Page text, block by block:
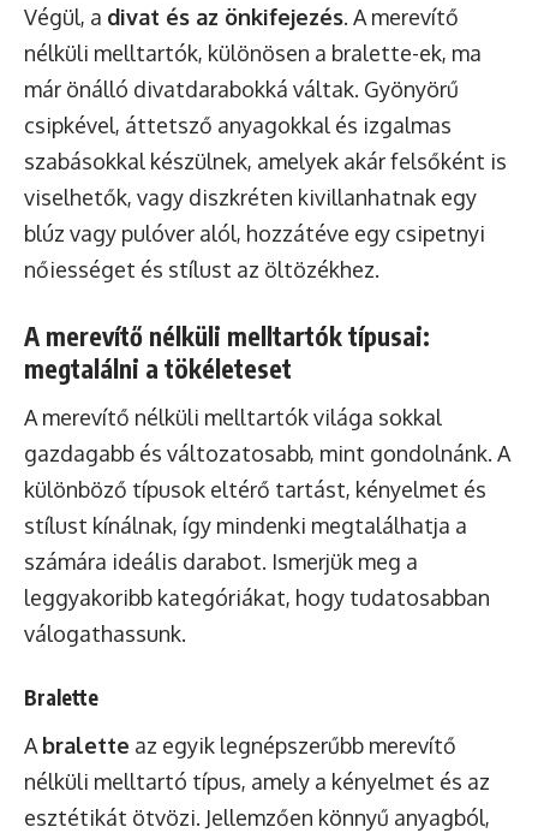
Végül, a divat és az önkifejezés. A merevítő
nélküli melltartók, különösen a bralette-ek, ma
már önálló divatdarabokká váltak. Gyönyörű
csipkével, áttetsző anyagokkal és izgalmas
szabásokkal készülnek, amelyek akár felsőként is
viselhetők, vagy diszkréten kivillanhatnak egy
blúz vagy pulóver alól, hozzátéve egy csipetnyi
nőiességet és stílust az öltözékhez.
A merevítő nélküli melltartók típusai:
megtalálni a tökéleteset
A merevítő nélküli melltartók világa sokkal
gazdagabb és változatosabb, mint gondolnánk. A
különböző típusok eltérő tartást, kényelmet és
stílust kínálnak, így mindenki megtalálhatja a
számára ideális darabot. Ismerjük meg a
leggyakoribb kategóriákat, hogy tudatosabban
válogathassunk.
Bralette
A bralette az egyik legnépszerűbb merevítő
nélküli melltartó típus, amely a kényelmet és az
esztétikát ötvözi. Jellemzően könnyű anyagból,